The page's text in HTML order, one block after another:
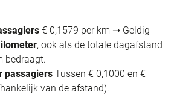
€ 0,1579 per km ➝ Geldig
, ook als de totale dagafstand
bedraagt.
passagiers Tussen € 0,1000 en €
van de afstand).